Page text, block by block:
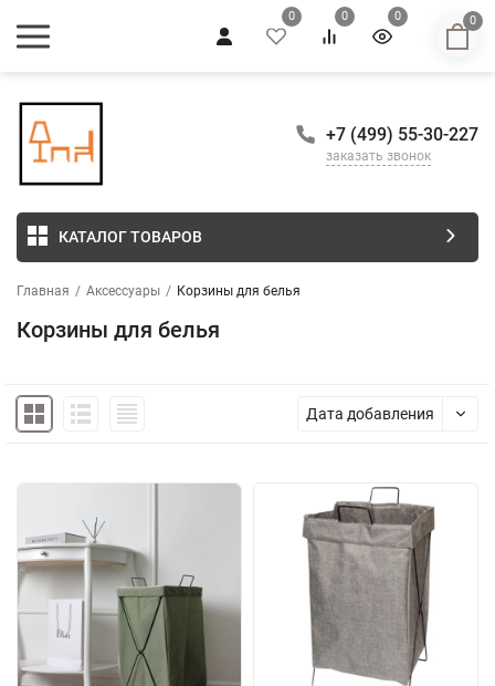
0 0 0 0
+7 (499) 55-30-227
заказать звонок
КАТАЛОГ ТОВАРОВ
Главная / Аксессуары / Корзины для белья
Корзины для белья
Дата добавления